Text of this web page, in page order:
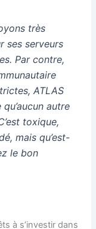
très
ses serveurs
Par contre,
ATLAS
autre
toxique,
mais qu’est-
le bon
à s’investir dans